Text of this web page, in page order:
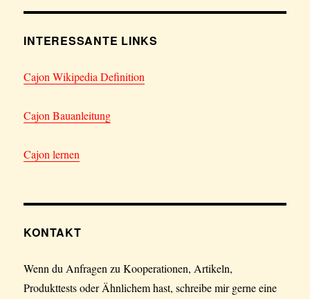
INTERESSANTE LINKS
Cajon Wikipedia Definition
Cajon Bauanleitung
Cajon lernen
KONTAKT
Wenn du Anfragen zu Kooperationen, Artikeln,
Produkttests oder Ähnlichem hast, schreibe mir gerne eine